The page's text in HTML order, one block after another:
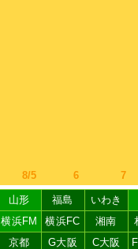
8/5 6 7
山形 福島
いわき
横浜FM 横浜FC 湘南
京都 G大阪 C大阪